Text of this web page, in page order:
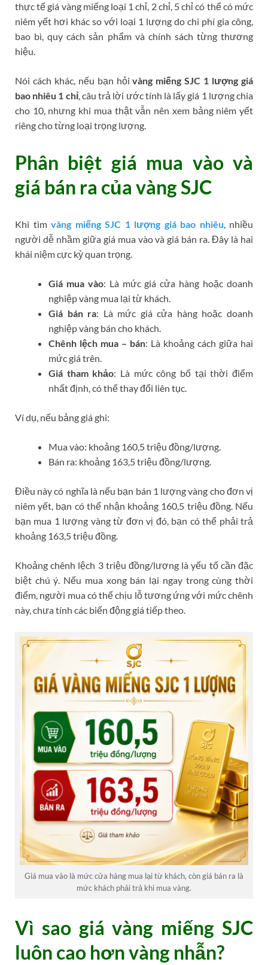
thực tế giá vàng miếng loại 1 chỉ, 2 chỉ, 5 chỉ có thể có mức
niêm yết hơi khác so với loại 1 lượng do chi phí gia công,
bao bì, quy cách sản phẩm và chính sách từng thương
hiệu.
Nói cách khác, nếu bạn hỏivàng miếng SJC 1 lượng giá
bao nhiêu 1 chỉ, câu trả lời ước tính là lấy giá 1 lượng chia
cho 10, nhưng khi mua thật vẫn nên xem bảng niêm yết
riêng cho từng loại trọng lượng.
Phân biệt giá mua vào và
giá bán ra của vàng SJC
Khi tìm vàng miếng SJC 1 lượng giá bao nhiêu , nhiều
người dễ nhầm giữa giá mua vào và giá bán ra. Đây là hai
khái niệm cực kỳ quan trọng.
Giá mua vào: Là mức giá cửa hàng hoặc doanh
nghiệp vàng mua lại từ khách.
Giá bán ra: Là mức giá cửa hàng hoặc doanh
nghiệp vàng bán cho khách.
Chênh lệch mua – bán: Là khoảng cách giữa hai
mức giá trên.
Giá tham khảo: Là mức công bố tại thời điểm
nhất định, có thể thay đổi liên tục.
Ví dụ, nếu bảng giá ghi:
Mua vào: khoảng 160,5 triệu đồng/lượng.
Bán ra: khoảng 163,5 triệu đồng/lượng.
Điều này có nghĩa là nếu bạn bán 1 lượng vàng cho đơn vị
niêm yết, bạn có thể nhận khoảng 160,5 triệu đồng. Nếu
bạn mua 1 lượng vàng từ đơn vị đó, bạn có thể phải trả
khoảng 163,5 triệu đồng.
Khoảng chênh lệch 3 triệu đồng/lượng là yếu tố cần đặc
biệt chú ý. Nếu mua xong bán lại ngay trong cùng thời
điểm, người mua có thể chịu lỗ tương ứng với mức chênh
này, chưa tính các biến động giá tiếp theo.
Giá mua vào là mức cửa hàng mua lại từ khách, còn giá bán ra là
mức khách phải trả khi mua vàng.
Vì sao giá vàng miếng SJC
luôn cao hơn vàng nhẫn?